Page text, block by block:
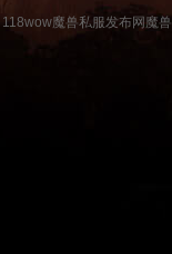
118wow魔兽私服发布网魔